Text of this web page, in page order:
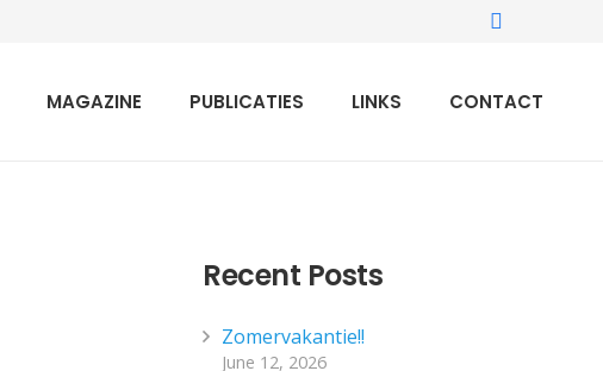
MAGAZINE PUBLICATIES LINKS CONTACT
Recent Posts
Zomervakantie!!
June 12, 2026